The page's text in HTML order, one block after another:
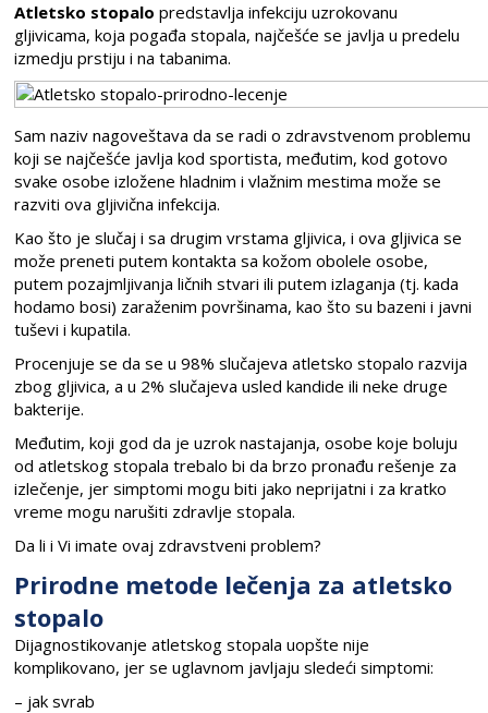
Atletsko stopalo predstavlja infekciju uzrokovanu
gljivicama, koja pogađa stopala, najčešće se javlja u predelu
izmedju prstiju i na tabanima.
Sam naziv nagoveštava da se radi o zdravstvenom problemu
koji se najčešće javlja kod sportista, međutim, kod gotovo
svake osobe izložene hladnim i vlažnim mestima može se
razviti ova gljivična infekcija.
Kao što je slučaj i sa drugim vrstama gljivica, i ova gljivica se
može preneti putem kontakta sa kožom obolele osobe,
putem pozajmljivanja ličnih stvari ili putem izlaganja (tj. kada
hodamo bosi) zaraženim površinama, kao što su bazeni i javni
tuševi i kupatila.
Procenjuje se da se u 98% slučajeva atletsko stopalo razvija
zbog gljivica, a u 2% slučajeva usled kandide ili neke druge
bakterije.
Međutim, koji god da je uzrok nastajanja, osobe koje boluju
od atletskog stopala trebalo bi da brzo pronađu rešenje za
izlečenje, jer simptomi mogu biti jako neprijatni i za kratko
vreme mogu narušiti zdravlje stopala.
Da li i Vi imate ovaj zdravstveni problem?
Prirodne metode lečenja za atletsko
stopalo
Dijagnostikovanje atletskog stopala uopšte nije
komplikovano, jer se uglavnom javljaju sledeći simptomi:
– jak svrab